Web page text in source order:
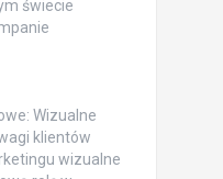
świecie
Wizualne
klientów
wizualne